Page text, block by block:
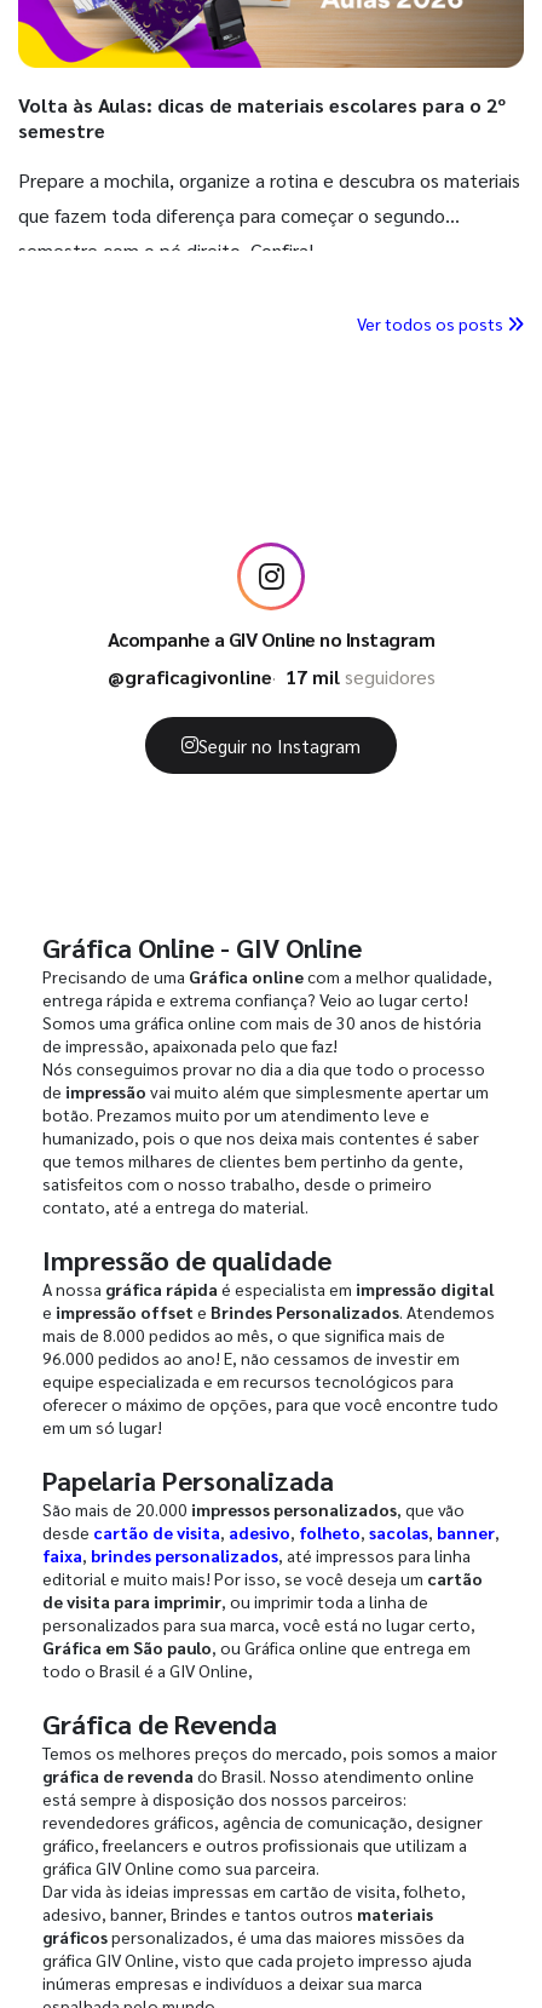
Volta às Aulas: dicas de materiais escolares para o 2º
semestre
Prepare a mochila, organize a rotina e descubra os materiais
que fazem toda diferença para começar o segundo
semestre com o pé direito. Confira!
Ver todos os posts
Acompanhe a GIV Online no Instagram
@graficagivonline
17 milseguidores
Seguir no Instagram
Gráfica Online - GIV Online
Precisando de uma Gráfica onlinecom a melhor qualidade,
entrega rápida e extrema confiança? Veio ao lugar certo!
Somos uma gráfica online com mais de 30 anos de história
de impressão, apaixonada pelo que faz!
Nós conseguimos provar no dia a dia que todo o processo
de impressão vai muito além que simplesmente apertar um
botão. Prezamos muito por um atendimento leve e
humanizado, pois o que nos deixa mais contentes é saber
que temos milhares de clientes bem pertinho da gente,
satisfeitos com o nosso trabalho, desde o primeiro
contato, até a entrega do material.
Impressão de qualidade
A nossa gráfica rápida é especialista em impressão digital
e impressão offset e Brindes Personalizados. Atendemos
mais de 8.000 pedidos ao mês, o que significa mais de
96.000 pedidos ao ano! E, não cessamos de investir em
equipe especializada e em recursos tecnológicos para
oferecer o máximo de opções, para que você encontre tudo
em um só lugar!
Papelaria Personalizada
São mais de 20.000 impressos personalizados, que vão
desde cartão de visita, adesivo, folheto, sacolas, banner,
faixa, brindes personalizados, até impressos para linha
editorial e muito mais! Por isso, se você deseja um cartão
de visita para imprimir, ou imprimir toda a linha de
personalizados para sua marca, você está no lugar certo,
Gráfica em São paulo, ou Gráfica online que entrega em
todo o Brasil é a GIV Online,
Gráfica de Revenda
Temos os melhores preços do mercado, pois somos a maior
gráfica de revenda do Brasil. Nosso atendimento online
está sempre à disposição dos nossos parceiros:
revendedores gráficos, agência de comunicação, designer
gráfico, freelancers e outros profissionais que utilizam a
gráfica GIV Online como sua parceira.
Dar vida às ideias impressas em cartão de visita, folheto,
adesivo, banner, Brindes e tantos outros materiais
gráficospersonalizados, é uma das maiores missões da
gráfica GIV Online, visto que cada projeto impresso ajuda
inúmeras empresas e indivíduos a deixar sua marca